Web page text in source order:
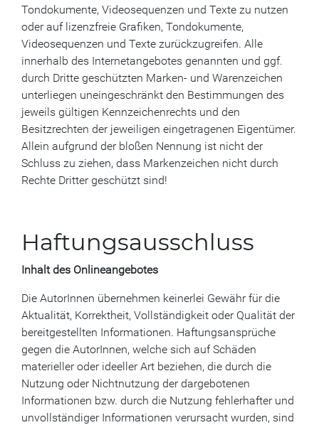
Tondokumente, Videosequenzen und Texte zu nutzen
oder auf lizenzfreie Grafiken, Tondokumente,
Videosequenzen und Texte zurückzugreifen. Alle
innerhalb des Internetangebotes genannten und ggf.
durch Dritte geschützten Marken- und Warenzeichen
unterliegen uneingeschränkt den Bestimmungen des
jeweils gültigen Kennzeichenrechts und den
Besitzrechten der jeweiligen eingetragenen Eigentümer.
Allein aufgrund der bloßen Nennung ist nicht der
Schluss zu ziehen, dass Markenzeichen nicht durch
Rechte Dritter geschützt sind!
Haftungsausschluss
Inhalt des Onlineangebotes
Die AutorInnen übernehmen keinerlei Gewähr für die
Aktualität, Korrektheit, Vollständigkeit oder Qualität der
bereitgestellten Informationen. Haftungsansprüche
gegen die AutorInnen, welche sich auf Schäden
materieller oder ideeller Art beziehen, die durch die
Nutzung oder Nichtnutzung der dargebotenen
Informationen bzw. durch die Nutzung fehlerhafter und
unvollständiger Informationen verursacht wurden, sind